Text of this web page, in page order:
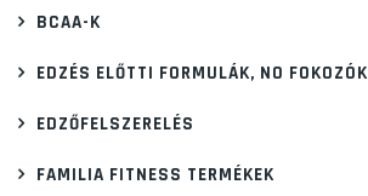
BCAA-K
EDZÉS ELŐTTI FORMULÁK, NO FOKOZÓK
EDZŐFELSZERELÉS
FAMILIA FITNESS TERMÉKEK